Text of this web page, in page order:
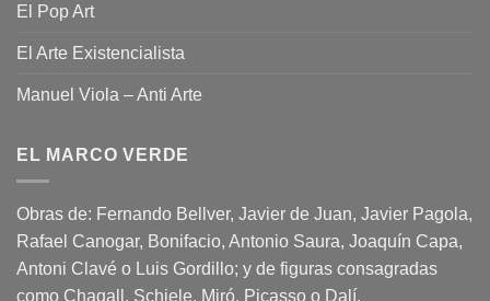
El Pop Art
El Arte Existencialista
Manuel Viola – Anti Arte
EL MARCO VERDE
Obras de: Fernando Bellver, Javier de Juan, Javier Pagola,
Rafael Canogar, Bonifacio, Antonio Saura, Joaquín Capa,
Antoni Clavé o Luis Gordillo; y de figuras consagradas
como Chagall, Schiele, Miró, Picasso o Dalí.